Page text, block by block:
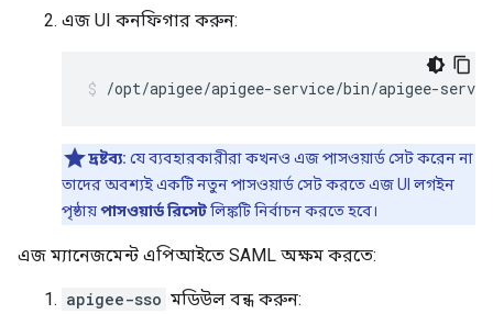
এজ UI কনফিগার করুন:
/opt/apigee/apigee-service/bin/apigee-
দ্রষ্টব্য: যে ব্যবহারকারীরা কখনও এজ পাসওয়ার্ড সেট করেন না
তাদের অবশ্যই একটি নতুন পাসওয়ার্ড সেট করতে এজ UI লগইন
পৃষ্ঠায়পাসওয়ার্ড রিসেটলিঙ্কটি নির্বাচন করতে হবে।
এজ ম্যানেজমেন্ট এপিআইতে SAML অক্ষম করতে:
apigee-sso মডিউল বন্ধ করুন: